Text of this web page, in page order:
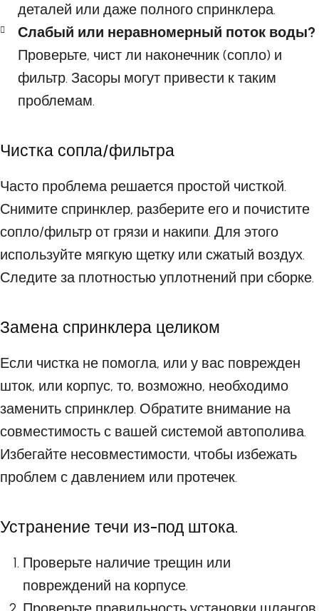
деталей или даже полного спринклера.
Слабый или неравномерный поток воды?
Проверьте, чист ли наконечник (сопло) и
фильтр. Засоры могут привести к таким
проблемам.
Чистка сопла/фильтра
Часто проблема решается простой чисткой.
Снимите спринклер, разберите его и почистите
сопло/фильтр от грязи и накипи. Для этого
используйте мягкую щетку или сжатый воздух.
Следите за плотностью уплотнений при сборке.
Замена спринклера целиком
Если чистка не помогла, или у вас поврежден
шток, или корпус, то, возможно, необходимо
заменить спринклер. Обратите внимание на
совместимость с вашей системой автополива.
Избегайте несовместимости, чтобы избежать
проблем с давлением или протечек.
Устранение течи из-под штока.
Проверьте наличие трещин или
повреждений на корпусе.